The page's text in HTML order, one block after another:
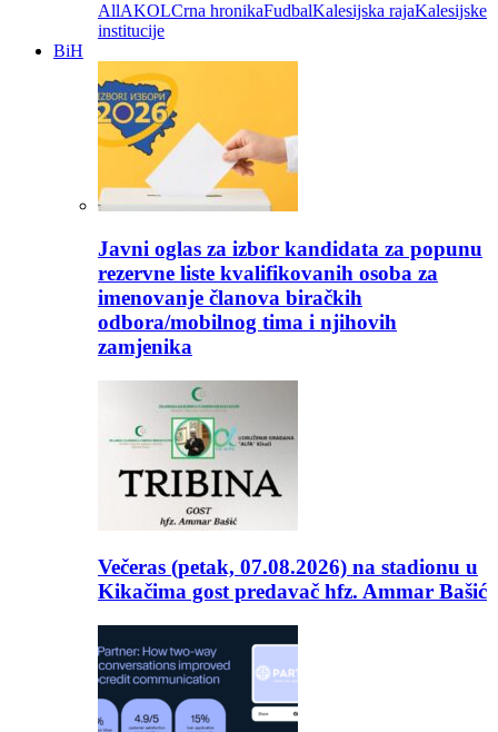
AllAKOLCrna hronikaFudbalKalesijska rajaKalesijske
institucije
BiH
Javni oglas za izbor kandidata za popunu
rezervne liste kvalifikovanih osoba za
imenovanje članova biračkih
odbora/mobilnog tima i njihovih
zamjenika
Večeras (petak, 07.08.2026) na stadionu u
Kikačima gost predavač hfz. Ammar Bašić